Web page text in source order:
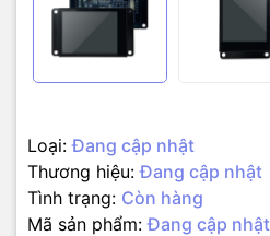
Loại: Đang cập nhật
Thương hiệu: Đang cập nhật
Tình trạng: Còn hàng
Mã sản phẩm: Đang cập nhật